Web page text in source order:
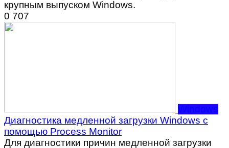
крупным выпуском Windows.
0 707
Windows
Диагностика медленной загрузки Windows с
помощью Process Monitor
Для диагностики причин медленной загрузки